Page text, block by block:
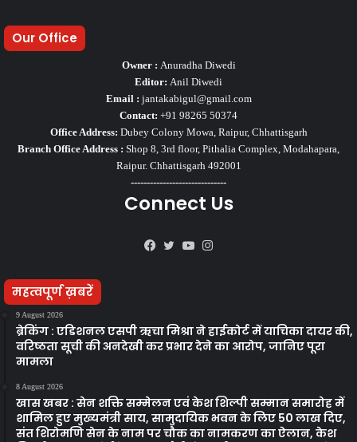
Our Office
Owner : Anuradha Diwedi
Editor: Anil Diwedi
Email : jantakabigul@gmail.com
Contact: +91 98265 50374
Office Address: Dubey Colony Mowa, Raipur, Chhattisgarh
Branch Office Address : Shop 8, 3rd floor, Pithalia Complex, Modahapara,
Raipur. Chhattisgarh 492001
------------------------------
Connect Us
Facebook
TwitterYouTube
महत्वपूर्ण ख़बरें
9 August 2026
ब्रेकिंग : एडिशनल एसपी ऋचा मिश्रा ने हाईकोर्ट में याचिका दायर की,
वरिष्ठता सूची की अनदेखी कर प्रभार देने का आरोप, जानिए पूरा
मामला
8 August 2026
खास खबर : सेन शक्ति सम्मेलन एवं केश शिल्पी सम्मान समारोह में
शामिल हुए मुख्यमंत्री साय, सामुदायिक भवन के लिए 50 लाख दिए,
संत शिरोमणि सेन के नाम पर चौक का नामकरण का ऐलान, केश